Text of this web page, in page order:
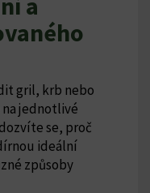
gril, krb nebo
jednotlivé
se, proč
ideální
způsoby